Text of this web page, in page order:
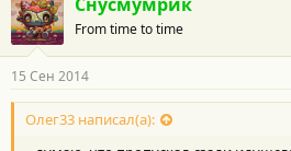
From time to time
15 Сен 2014
Олег33 написал(а):